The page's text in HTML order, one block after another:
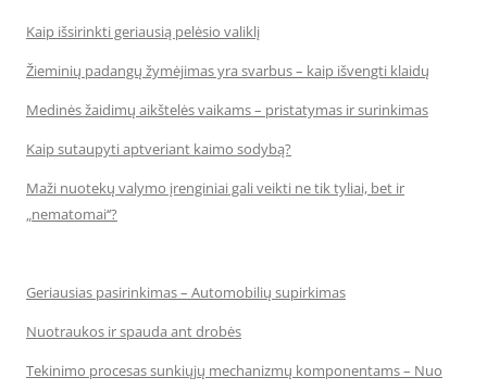
Kaip išsirinkti geriausią pelėsio valiklį
Žieminių padangų žymėjimas yra svarbus – kaip išvengti klaidų
Medinės žaidimų aikštelės vaikams – pristatymas ir surinkimas
Kaip sutaupyti aptveriant kaimo sodybą?
Maži nuotekų valymo įrenginiai gali veikti ne tik tyliai, bet ir
„nematomai‘‘?
Geriausias pasirinkimas – Automobilių supirkimas
Nuotraukos ir spauda ant drobės
Tekinimo procesas sunkiųjų mechanizmų komponentams – Nuo